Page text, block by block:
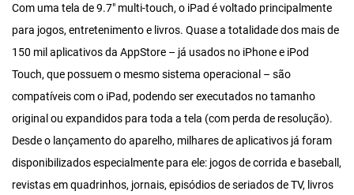
Com uma tela de 9.7″ multi-touch, o iPad é voltado principalmente
para jogos, entretenimento e livros. Quase a totalidade dos mais de
150 mil aplicativos da AppStore – já usados no iPhone e iPod
Touch, que possuem o mesmo sistema operacional – são
compatíveis com o iPad, podendo ser executados no tamanho
original ou expandidos para toda a tela (com perda de resolução).
Desde o lançamento do aparelho, milhares de aplicativos já foram
disponibilizados especialmente para ele: jogos de corrida e baseball,
revistas em quadrinhos, jornais, episódios de seriados de TV, livros